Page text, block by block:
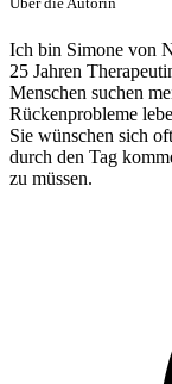
Ich bin Simone von
25 Jahren
Menschen suchen
Rückenprobleme
Sie wünschen sich
durch den Tag
zu müssen.